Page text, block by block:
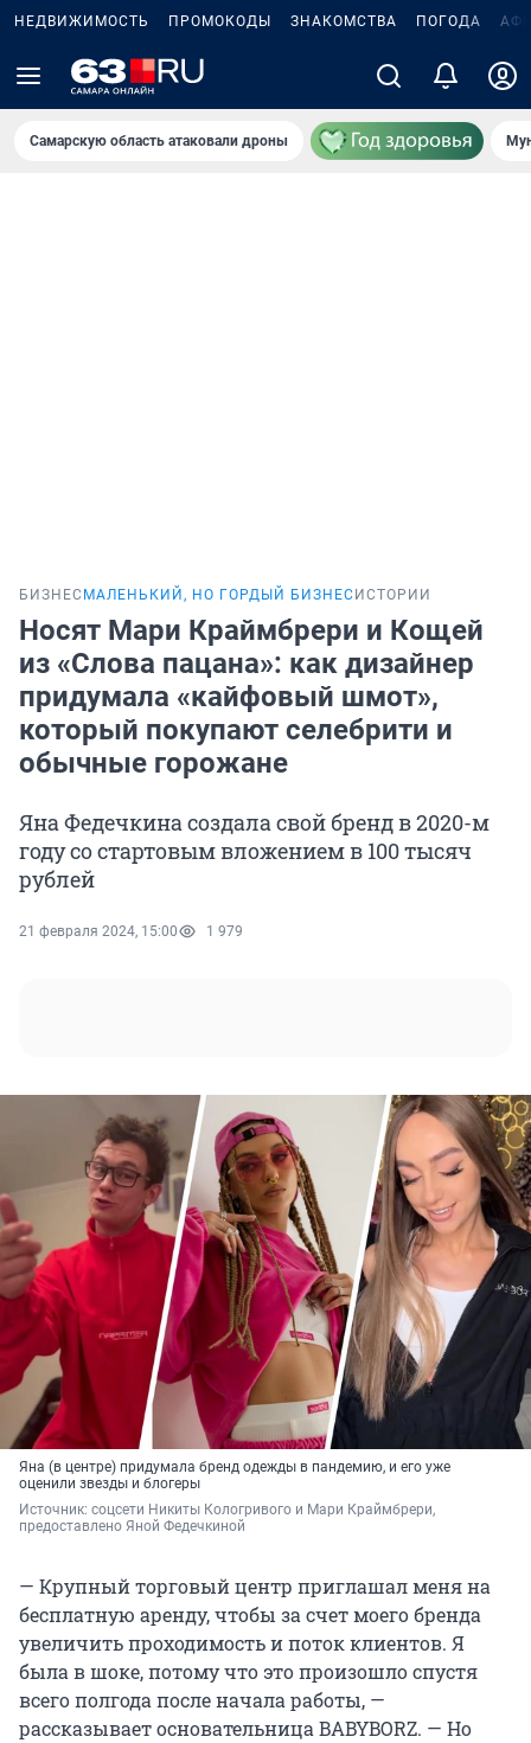
НЕДВИЖИМОСТЬ ПРОМОКОДЫ ЗНАКОМСТВА ПОГОДА
Самарскую область атаковали дроны
БИЗНЕС МАЛЕНЬКИЙ, НО ГОРДЫЙ БИЗНЕС ИСТОРИИ
Носят Мари Краймбрери и Кощей
из «Слова пацана»: как дизайнер
придумала «кайфовый шмот»,
который покупают селебрити и
обычные горожане
Яна Федечкина создала свой бренд в 2020-м
году со стартовым вложением в 100 тысяч
рублей
21 февраля 2024, 15:00 1 979
Яна (в центре) придумала бренд одежды в пандемию, и его уже
оценили звезды и блогеры
Источник: соцсети Никиты Кологривого и Мари Краймбрери,
предоставлено Яной Федечкиной
— Крупный торговый центр приглашал меня на
бесплатную аренду, чтобы за счет моего бренда
увеличить проходимость и поток клиентов. Я
была в шоке, потому что это произошло спустя
всего полгода после начала работы, —
рассказывает основательница BABYBORZ. — Но